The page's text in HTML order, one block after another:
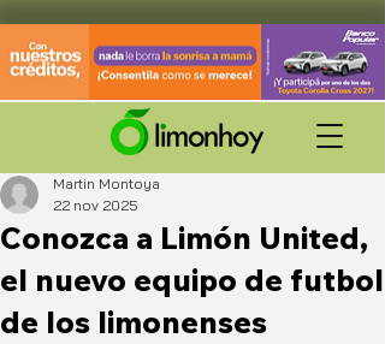
Conozca a Limón United,
el nuevo equipo de futbol
de los limonenses
Martin Montoya
22 nov 2025